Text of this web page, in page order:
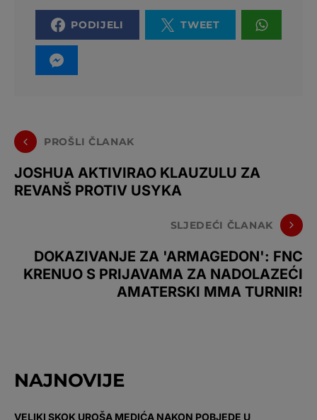
PODIJELI TWEET
PROŠLI ČLANAK
JOSHUA AKTIVIRAO KLAUZULU ZA
REVANŠ PROTIV USYKA
SLJEDEĆI ČLANAK
DOKAZIVANJE ZA 'ARMAGEDON': FNC
KRENUO S PRIJAVAMA ZA NADOLAZEĆI
AMATERSKI MMA TURNIR!
NAJNOVIJE
VELIKI SKOK UROŠA MEDIĆA NAKON POBJEDE U